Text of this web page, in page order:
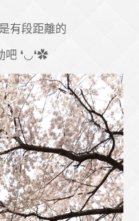
有段距離的
吧 ❛◡❛✿